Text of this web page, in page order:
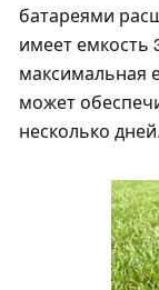
батареями
имеет емкость
максимальная
может
несколько дней.